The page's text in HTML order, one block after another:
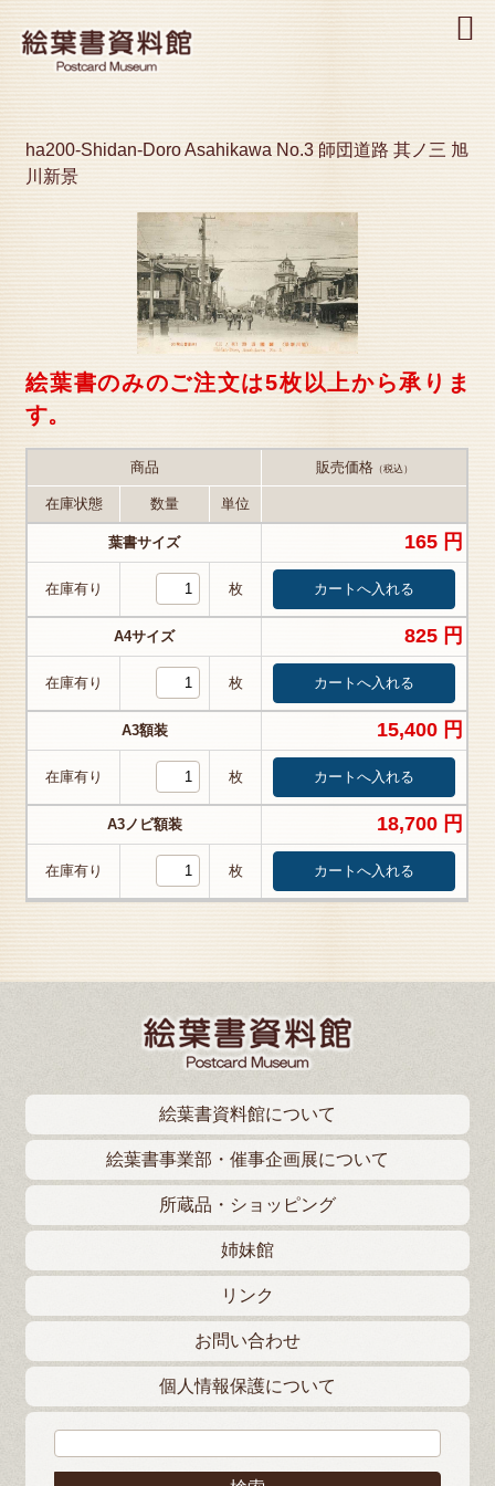
ha200-Shidan-Doro Asahikawa No.3 師団道路 其ノ三 旭
川新景
絵葉書のみのご注文は5枚以上から承りま
す。
商品 販売価格（税込）
在庫状態 数量 単位
葉書サイズ 165 円
在庫有り 枚
A4サイズ 825 円
在庫有り 枚
A3額装 15,400 円
在庫有り 枚
A3ノビ額装 18,700 円
在庫有り 枚
絵葉書資料館について
絵葉書事業部・催事企画展について
所蔵品・ショッピング
姉妹館
リンク
お問い合わせ
個人情報保護について